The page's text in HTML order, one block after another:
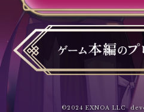
©2024 EXNOA LLC